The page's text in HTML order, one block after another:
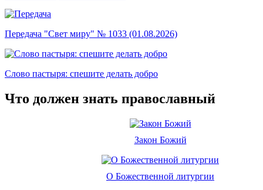
Передача "Свет миру" № 1033 (01.08.2026)
Слово пастыря: спешите делать добро
Что должен знать православный
Закон Божий
О Божественной литургии